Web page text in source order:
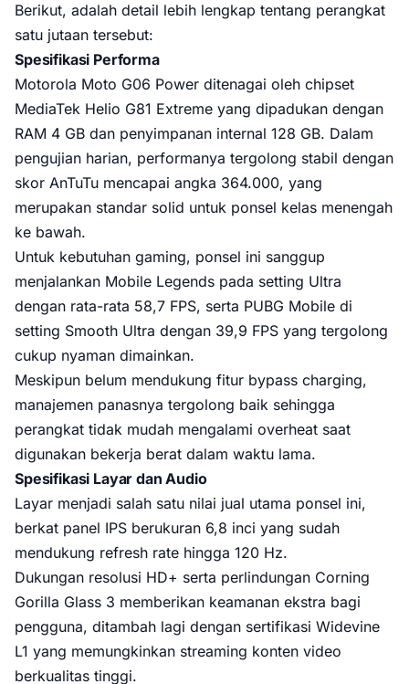
Berikut, adalah detail lebih lengkap tentang perangkat
satu jutaan tersebut:
Spesifikasi Performa
Motorola Moto G06 Power ditenagai oleh chipset
MediaTek Helio G81 Extreme yang dipadukan dengan
RAM 4 GB dan penyimpanan internal 128 GB. Dalam
pengujian harian, performanya tergolong stabil dengan
skor AnTuTu mencapai angka 364.000, yang
merupakan standar solid untuk ponsel kelas menengah
ke bawah.
Untuk kebutuhan gaming, ponsel ini sanggup
menjalankan Mobile Legends pada setting Ultra
dengan rata-rata 58,7 FPS, serta PUBG Mobile di
setting Smooth Ultra dengan 39,9 FPS yang tergolong
cukup nyaman dimainkan.
Meskipun belum mendukung fitur bypass charging,
manajemen panasnya tergolong baik sehingga
perangkat tidak mudah mengalami overheat saat
digunakan bekerja berat dalam waktu lama.
Spesifikasi Layar dan Audio
Layar menjadi salah satu nilai jual utama ponsel ini,
berkat panel IPS berukuran 6,8 inci yang sudah
mendukung refresh rate hingga 120 Hz.
Dukungan resolusi HD+ serta perlindungan Corning
Gorilla Glass 3 memberikan keamanan ekstra bagi
pengguna, ditambah lagi dengan sertifikasi Widevine
L1 yang memungkinkan streaming konten video
berkualitas tinggi.